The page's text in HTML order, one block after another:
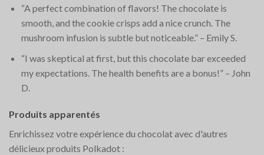
“A perfect combination of flavors! The chocolate is
smooth, and the cookie crisps add a nice crunch. The
mushroom infusion is subtle but noticeable.” – Emily S.
“I was skeptical at first, but this chocolate bar exceeded
my expectations. The health benefits are a bonus!” – John
D.
Produits apparentés
Enrichissez votre expérience du chocolat avec d'autres
délicieux produits Polkadot :